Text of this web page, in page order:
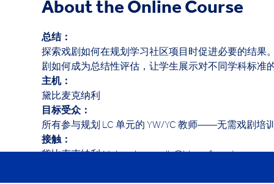
About the Online Course
总结：
探索戏剧如何在规划学习社区项目时促进必要的结果
剧如何成为总结性评估，让学生展示对不同学科标准
主机：
黛比麦克纳利
目标受众：
所有参与规划 LC 单元的 YW/YC 教师——无需戏剧培
接触：